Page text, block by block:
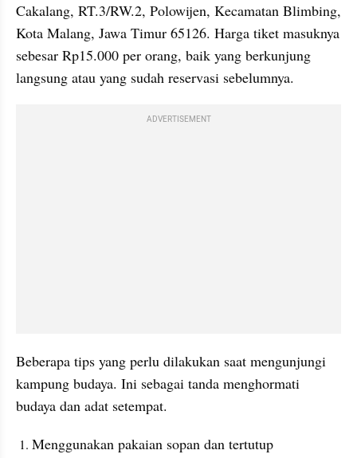
Cakalang, RT.3/RW.2, Polowijen, Kecamatan Blimbing,
Kota Malang, Jawa Timur 65126. Harga tiket masuknya
sebesar Rp15.000 per orang, baik yang berkunjung
langsung atau yang sudah reservasi sebelumnya.
ADVERTISEMENT
Beberapa tips yang perlu dilakukan saat mengunjungi
kampung budaya. Ini sebagai tanda menghormati
budaya dan adat setempat.
Menggunakan pakaian sopan dan tertutup